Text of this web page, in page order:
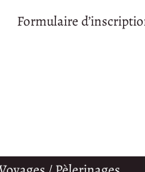
Formulaire